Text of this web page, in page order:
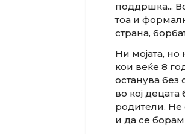
поддршка...
тоа и
страна,
Ни мојата, но
кои веќе 8
останува без
во кој
родители. Не
и да се борам